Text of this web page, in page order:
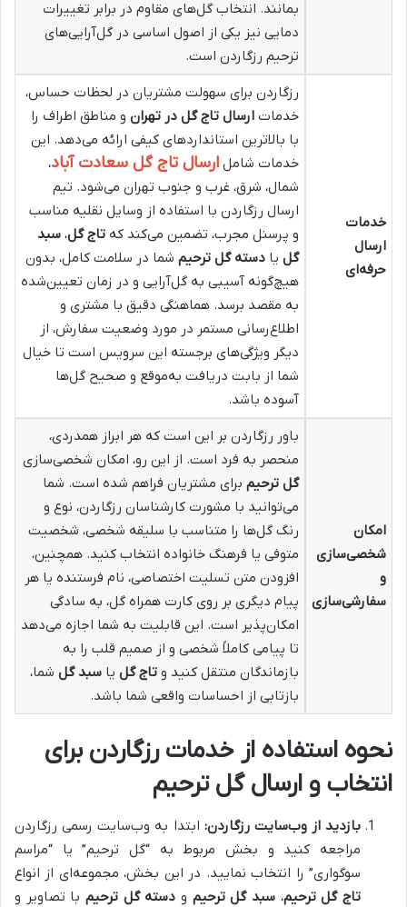
بمانند. انتخاب گل‌های مقاوم در برابر تغییرات
دمایی نیز یکی از اصول اساسی در گل‌آرایی‌های
ترحیم رزگاردن است.
خدمات
ارسال
حرفه‌ای
رزگاردن برای سهولت مشتریان در لحظات حساس،
خدمات ارسال تاج گل در تهران و مناطق اطراف را
با بالاترین استانداردهای کیفی ارائه می‌دهد. این
خدمات شامل ارسال تاج گل سعادت آباد،
شمال، شرق، غرب و جنوب تهران می‌شود. تیم
ارسال رزگاردن با استفاده از وسایل نقلیه مناسب
و پرسنل مجرب، تضمین می‌کند که تاج گل، سبد
گل یا دسته گل ترحیم شما در سلامت کامل، بدون
هیچ‌گونه آسیبی به گل‌آرایی و در زمان تعیین‌شده
به مقصد برسد. هماهنگی دقیق با مشتری و
اطلاع‌رسانی مستمر در مورد وضعیت سفارش، از
دیگر ویژگی‌های برجسته این سرویس است تا خیال
شما از بابت دریافت به‌موقع و صحیح گل‌ها
آسوده باشد.
امکان
شخصی‌سازی
و
سفارشی‌سازی
باور رزگاردن بر این است که هر ابراز همدردی،
منحصر به فرد است. از این رو، امکان شخصی‌سازی
گل ترحیم برای مشتریان فراهم شده است. شما
می‌توانید با مشورت کارشناسان رزگاردن، نوع و
رنگ گل‌ها را متناسب با سلیقه شخصی، شخصیت
متوفی یا فرهنگ خانواده انتخاب کنید. همچنین،
افزودن متن تسلیت اختصاصی، نام فرستنده یا هر
پیام دیگری بر روی کارت همراه گل، به سادگی
امکان‌پذیر است. این قابلیت به شما اجازه می‌دهد
تا پیامی کاملاً شخصی و از صمیم قلب را به
بازماندگان منتقل کنید و تاج گل یا سبد گل شما،
بازتابی از احساسات واقعی شما باشد.
نحوه استفاده از خدمات رزگاردن برای
انتخاب و ارسال گل ترحیم
بازدید از وب‌سایت رزگاردن: ابتدا به وب‌سایت رسمی رزگاردن
مراجعه کنید و بخش مربوط به “گل ترحیم” یا “مراسم
سوگواری” را انتخاب نمایید. در این بخش، مجموعه‌ای از انواع
تاج گل ترحیم، سبد گل ترحیم و دسته گل ترحیم با تصاویر و